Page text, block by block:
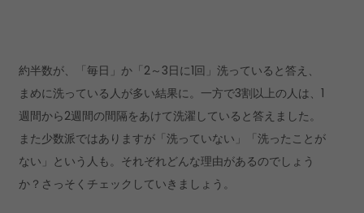
約半数が、「毎日」か「2～3日に1回」洗っていると答え、
まめに洗っている人が多い結果に。一方で3割以上の人は、1
週間から2週間の間隔をあけて洗濯していると答えました。
また少数派ではありますが「洗っていない」「洗ったことが
ない」という人も。それぞれどんな理由があるのでしょう
か？さっそくチェックしていきましょう。